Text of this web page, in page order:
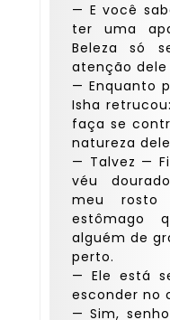
— E você
ter uma
Beleza só
atenção dele
— Enquanto
Isha
faça se
natureza
— Talvez —
véu
meu
estômago
alguém de
perto.
— Ele está
esconder no
— Sim,